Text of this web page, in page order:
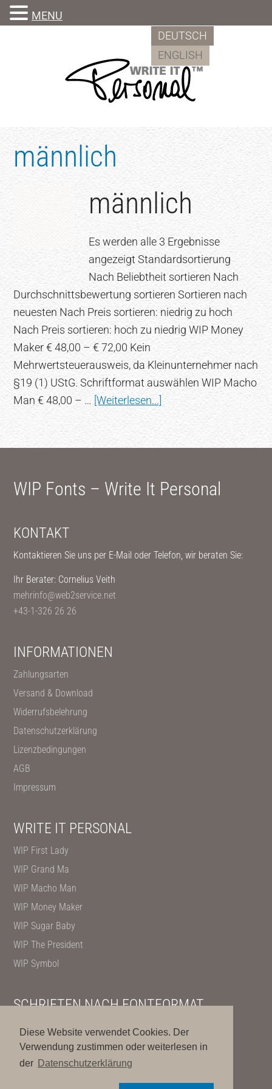
Diese Website verwendet Cookies. Der
Verwendung zustimmen oder weiterlesen in
der Datenschutzerklärung
DEUTSCH
ENGLISH
männlich
männlich
Es werden alle 3 Ergebnisse
angezeigt Standardsortierung
Nach Beliebtheit sortieren Nach
Durchschnittsbewertung sortieren Sortieren nach
neuesten Nach Preis sortieren: niedrig zu hoch
Nach Preis sortieren: hoch zu niedrig WIP Money
Maker € 48,00 – € 72,00 Kein
Mehrwertsteuerausweis, da Kleinunternehmer nach
§19 (1) UStG. Schriftformat auswählen WIP Macho
Man € 48,00 – … [Weiterlesen...] Übermännlich
WIP Fonts – Write It Personal
KONTAKT
Kontaktieren Sie uns per E-Mail oder Telefon, wir beraten Sie:
Ihr Berater: Cornelius Veith
mehrinfo@web2service.net
+43-1-326 26 26
INFORMATIONEN
Zahlungsarten
Versand & Download
Widerrufsbelehrung
Datenschutzerklärung
Lizenzbedingungen
AGB
Impressum
WRITE IT PERSONAL
WIP First Lady
WIP Grand Ma
WIP Macho Man
WIP Money Maker
WIP Sugar Baby
WIP The President
WIP Symbol
SCHRIFTEN NACH FONTFORMAT
OpenType
PostScript
TrueType
MENU